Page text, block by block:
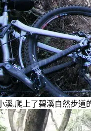
溪.爬上了碧溪自然步道